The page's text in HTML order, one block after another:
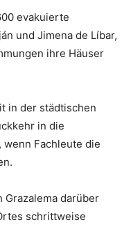
evakuierte
und Jimena de Líbar,
ihre Häuser
in der städtischen
in die
Fachleute die
darüber
schrittweise